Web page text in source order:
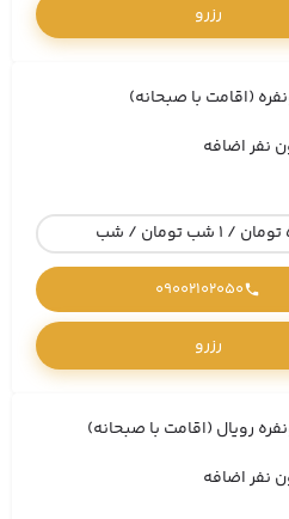
رزرو
(اقامت با صبحانه)
09002102050
رزرو
رویال (اقامت با صبحانه)